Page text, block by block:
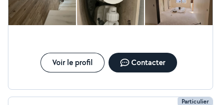
Voir le profil Contacter
Particulier